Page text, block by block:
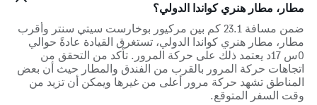
مطار، مطار هنري كواندا الدولي؟
ضمن مسافة 23.1 كم بين مركيور بوخارست سيتي سنتر وأقرب
مطار، مطار هنري كواندا الدولي، تستغرق القيادة عادةً حوالي
0س 17د يعتمد ذلك على حركة المرور. تأكد من التحقق من
اتجاهات حركة المرور بالقرب من الفندق والمطار حيث أن بعض
المناطق تشهد حركة مرور أعلى من غيرها ويمكن أن تزيد من
وقت السفر المتوقع.